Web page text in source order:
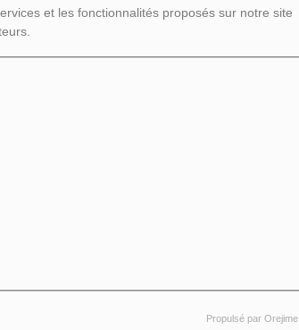
et les fonctionnalités proposés sur notre site
Propulsé par Orejime
ça ! " consacrée à
Manager chez INVER